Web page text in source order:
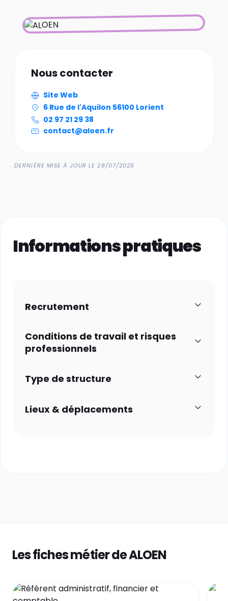
Nous contacter
Site Web
6 Rue de l'Aquilon 56100 Lorient
02 97 21 29 38
contact@aloen.fr
DERNIÈRE MISE À JOUR LE 28/07/2025
Informations pratiques
Recrutement
Conditions de travail et risques
professionnels
Type de structure
Lieux & déplacements
Les fiches métier de ALOEN